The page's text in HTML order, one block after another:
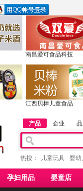
南昌爱可食品科技
江西贝棒儿童食品
产品 企业
热搜： 儿童玩具 婴幼
孕妇用品 婴童店